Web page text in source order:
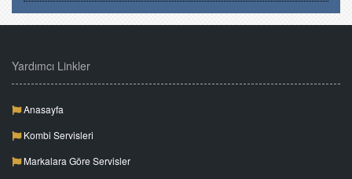
Yardımcı Linkler
Anasayfa
Kombi Servisleri
Markalara Göre Servisler